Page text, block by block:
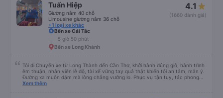
Tuấn Hiệp
Giường nằm 40 chỗ
Limousine giường nằm 36 chỗ
+1 loại xe khác
4.1
(1660 đánh giá)
Bến xe Cái Tắc
5 giờ 50 phút
Bến xe Long Khánh
Tôi đi Chuyến xe từ Long Thành đến Cần Thơ, khởi hành đúng giờ, hành trình
êm thuận, nhân viên lễ độ, tài xế vững tay quả thật khiến tôi an tâm, mãn ý.
Đường xa muôn dặm mà lòng chẳng vướng lo. Phục vụ tận tụy, tác phong
nghiêm cẩn, hiếm thấy giữa thời buổi kim tiền vội vã. Xã hội loạn đạo. Xin gửi
Xem thêm